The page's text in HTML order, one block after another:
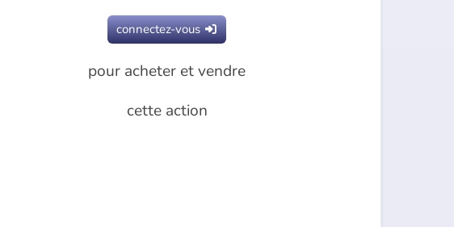
connectez-vous
pour acheter et vendre
cette action